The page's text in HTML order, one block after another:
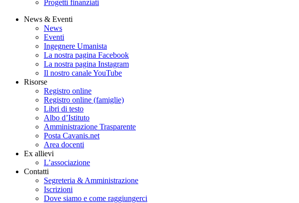
Progetti finanziati
News & Eventi
News
Eventi
Ingegnere Umanista
La nostra pagina Facebook
La nostra pagina Instagram
Il nostro canale YouTube
Risorse
Registro online
Registro online (famiglie)
Libri di testo
Albo d’Istituto
Amministrazione Trasparente
Posta Cavanis.net
Area docenti
Ex allievi
L’associazione
Contatti
Segreteria & Amministrazione
Iscrizioni
Dove siamo e come raggiungerci